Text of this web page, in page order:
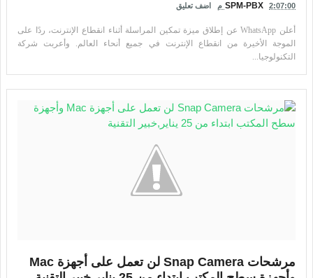
SPM-PBX 2:07:00 م اضف تعليق
أعلن WhatsApp عن إطلاق ميزة تمكين المراسلة أثناء انقطاع الإنترنت، ردًا على
الموجة الأخيرة من انقطاع الإنترنت في جميع أنحاء العالم. وأعربت شركة
التكنولوجيا...
مرشحات Snap Camera لن تعمل على أجهزة Mac